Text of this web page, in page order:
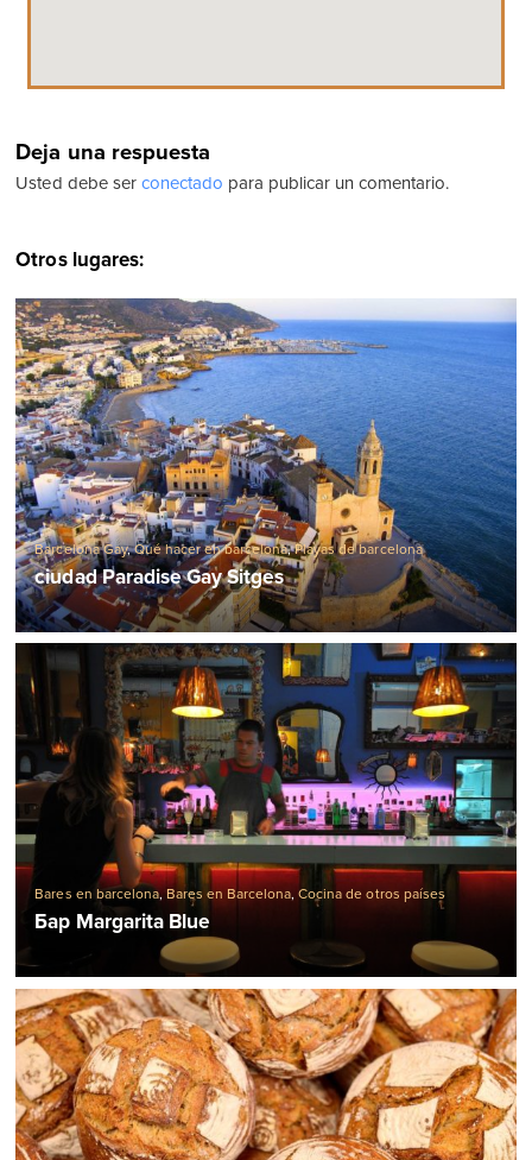
Deja una respuesta
Usted debe ser conectado para publicar un comentario.
Otros lugares:
Barcelona Gay,Qué hacer en barcelona,Playas de barcelona
ciudad Paradise Gay Sitges
Bares en barcelona,Bares en Barcelona,Cocina de otros países
Бар Margarita Blue